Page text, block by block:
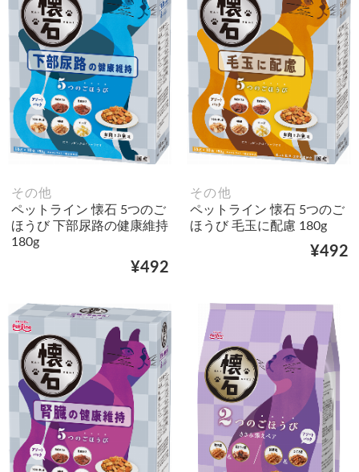
その他
ペットライン 懐石 5つのご
ほうび 下部尿路の健康維持
180g
¥492
その他
ペットライン 懐石 5つのご
ほうび 毛玉に配慮 180g
¥492